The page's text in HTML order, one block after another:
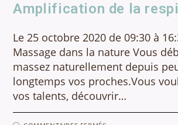
Amplification de la
Le 25 octobre 2020 de 09:30 à
Massage dans la nature Vous
massez naturellement depuis
longtemps vos proches.Vous
vos talents, découvrir…